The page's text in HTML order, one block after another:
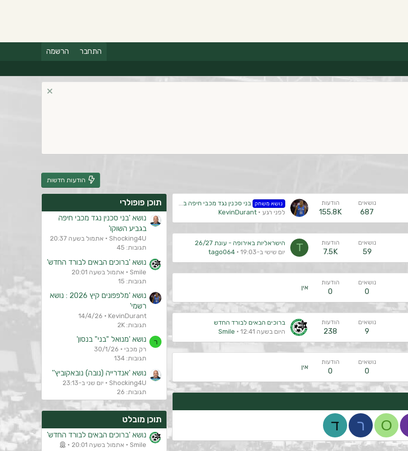
התחבר הרשמה
הודעות חדשות
נושאים
687
הודעות
155.8K
נושא משחק
בני סכנין נגד מכבי חיפה בגביע השוקו
לפני רגע
KevinDurant
נושאים
59
הודעות
7.5K
T
הישראליות באירופה - עונת 26/27
יום שישי ב-19:03
tago064
נושאים
0
הודעות
0 אין
נושאים
9
הודעות
238
ברוכים הבאים לבורד החדש
היום בשעה 12:41
Smile
נושאים
0
הודעות
0 אין
O ר ד
תוכן פופולרי
נושא 'בני סכנין נגד מכבי חיפה
בגביע השוקו'
Shocking4U
אתמול בשעה 20:37
תגובות: 45
נושא 'ברוכים הבאים לבורד החדש'
Smile
אתמול בשעה 20:01
תגובות: 15
נושא 'מלפפונים קיץ 2026 : נושא
רשמי'
KevinDurant
14/4/26
תגובות: 2K
ר נושא 'מנואל "בני" בנסון'
רק מכבי
30/1/26
תגובות: 134
נושא 'אנדרייה (נובה) נובאקוביץ''
Shocking4U
יום שני ב-23:13
תגובות: 26
תוכן מובלט
נושא 'ברוכים הבאים לבורד החדש'
Smile
אתמול בשעה 20:01